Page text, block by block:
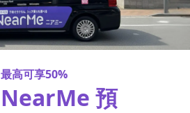
中文 繁体中文 한국어
最高可享50%
預